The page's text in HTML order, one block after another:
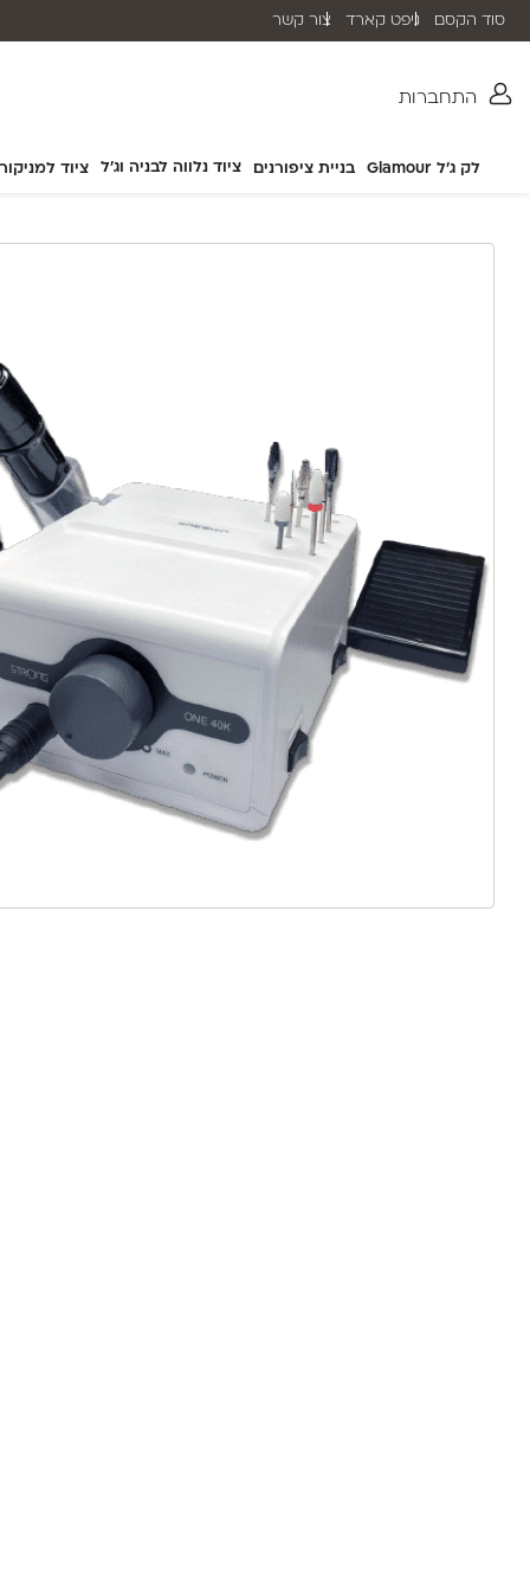
התחברות
לק ג'ל Glamour בניית ציפורנים ציוד נלווה לבניה וג'ל ציוד
משלוח חינם בהזמנה מעל ₪399 (לא כולל מוצרי חשמל)סוד הקסם גיפט קארד צור קשר